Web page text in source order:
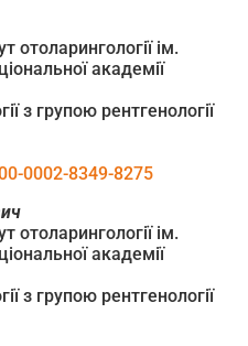
отоларингології ім.
академії
з групою рентгенології
0002-8349-8275
отоларингології ім.
академії
з групою рентгенології